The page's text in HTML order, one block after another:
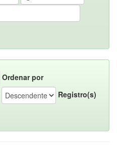
Ordenar por
Registro(s)